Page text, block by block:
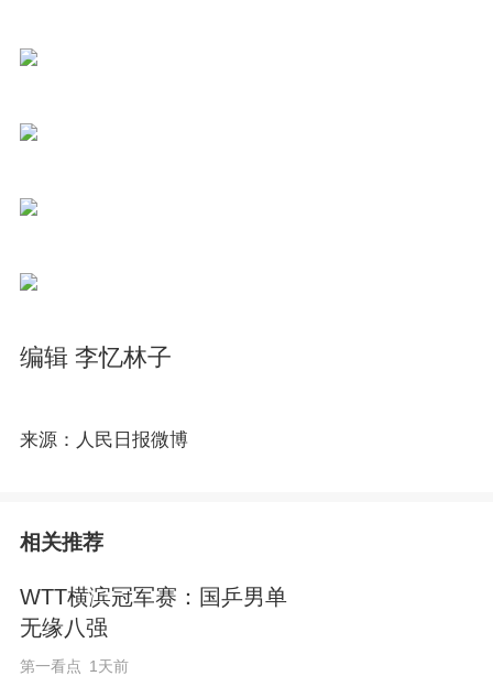
编辑 李忆林子
来源：人民日报微博
相关推荐
WTT横滨冠军赛：国乒男单
无缘八强
第一看点 1天前